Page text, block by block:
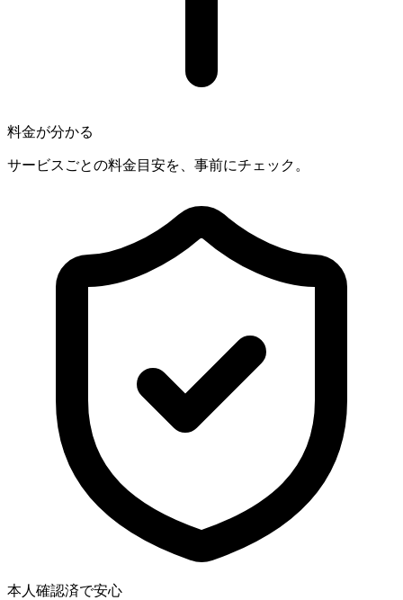
料金が分かる
サービスごとの料金目安を、事前にチェック。
本人確認済で安心